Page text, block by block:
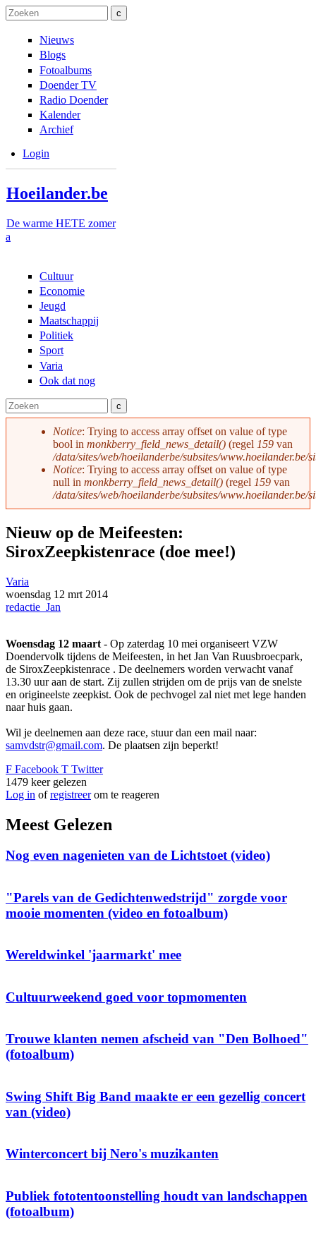
Overslaan en naar de inhoud gaan
Skip to navigation
Zoeken
Nieuws
Blogs
Fotoalbums
Doender TV
Radio Doender
Kalender
Archief
Login
Hoeilander.be
De warme HETE zomer
a
Cultuur
Economie
Jeugd
Maatschappij
Politiek
Sport
Varia
Ook dat nog
Zoekveld
Zoeken
Foutmelding
Notice: Trying to access array offset on value of type
bool in monkberry_field_news_detail() (regel 159 van
/data/sites/web/hoeilanderbe/subsites/
Notice: Trying to access array offset on value of type
null in monkberry_field_news_detail() (regel 159 van
/data/sites/web/hoeilanderbe/subsites/
Nieuw op de Meifeesten:
SiroxZeepkistenrace (doe mee!)
Varia
woensdag 12 mrt 2014
redactie_Jan
Woensdag 12 maart - Op zaterdag 10 mei organiseert VZW
Doendervolk tijdens de Meifeesten, in het Jan Van Ruusbroecpark,
de SiroxZeepkistenrace . De deelnemers worden verwacht vanaf
13.30 uur aan de start. Zij zullen strijden om de prijs van de snelste
en origineelste zeepkist. Ook de pechvogel zal niet met lege handen
naar huis gaan.
Wil je deelnemen aan deze race, stuur dan een mail naar:
samvdstr@gmail.com. De plaatsen zijn beperkt!
F Facebook T Twitter
1479 keer gelezen
Log in ofregistreerom te reageren
Meest Gelezen
Nog even nagenieten van de Lichtstoet (video)
"Parels van de Gedichtenwedstrijd" zorgde voor
mooie momenten (video en fotoalbum)
Wereldwinkel 'jaarmarkt' mee
Cultuurweekend goed voor topmomenten
Trouwe klanten nemen afscheid van "Den Bolhoed"
(fotoalbum)
Swing Shift Big Band maakte er een gezellig concert
van (video)
Winterconcert bij Nero's muzikanten
Publiek fototentoonstelling houdt van landschappen
(fotoalbum)